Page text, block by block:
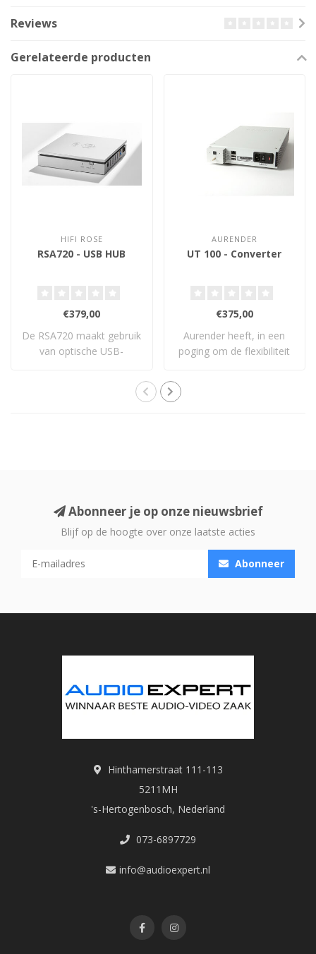
Reviews
Gerelateerde producten
HIFI ROSE
RSA720 - USB HUB
€379,00
De RSA720 maakt gebruik
van optische USB-
AURENDER
UT 100 - Converter
€375,00
Aurender heeft, in een
poging om de flexibiliteit
Abonneer je op onze nieuwsbrief
Blijf op de hoogte over onze laatste acties
Abonneer
Hinthamerstraat 111-113
5211MH
's-Hertogenbosch, Nederland
073-6897729
info@audioexpert.nl